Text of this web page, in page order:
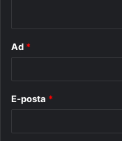
Ad *
E-posta *